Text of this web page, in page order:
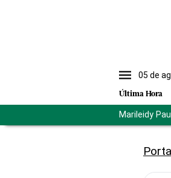
05 de
Última Hora
Marileidy